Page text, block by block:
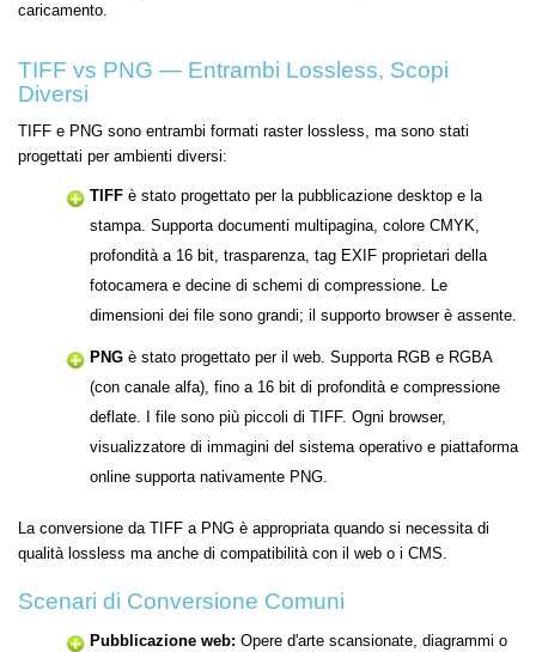
caricamento.
TIFF vs PNG — Entrambi Lossless, Scopi
Diversi
TIFF e PNG sono entrambi formati raster lossless, ma sono stati
progettati per ambienti diversi:
TIFF è stato progettato per la pubblicazione desktop e la
stampa. Supporta documenti multipagina, colore CMYK,
profondità a 16 bit, trasparenza, tag EXIF proprietari della
fotocamera e decine di schemi di compressione. Le
dimensioni dei file sono grandi; il supporto browser è assente.
PNG è stato progettato per il web. Supporta RGB e RGBA
(con canale alfa), fino a 16 bit di profondità e compressione
deflate. I file sono più piccoli di TIFF. Ogni browser,
visualizzatore di immagini del sistema operativo e piattaforma
online supporta nativamente PNG.
La conversione da TIFF a PNG è appropriata quando si necessita di
qualità lossless ma anche di compatibilità con il web o i CMS.
Scenari di Conversione Comuni
Pubblicazione web: Opere d'arte scansionate, diagrammi o